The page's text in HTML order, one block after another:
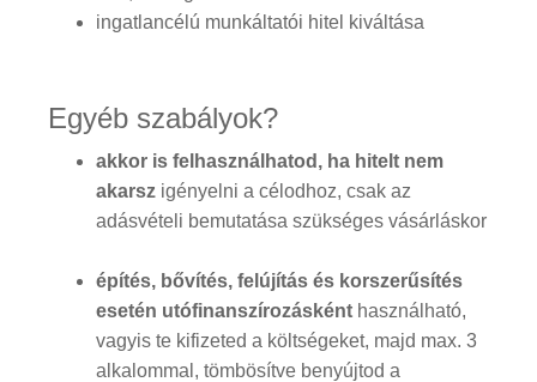
ingatlancélú munkáltatói hitel kiváltása
Egyéb szabályok?
akkor is felhasználhatod, ha hitelt nem
akarsz igényelni a célodhoz, csak az
adásvételi bemutatása szükséges vásárláskor
építés, bővítés, felújítás és korszerűsítés
esetén utófinanszírozásként használható,
vagyis te kifizeted a költségeket, majd max. 3
alkalommal, tömbösítve benyújtod a